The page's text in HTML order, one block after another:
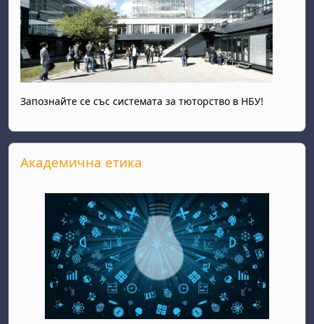
Запознайте се със системата за тюторство в НБУ!
Прескочи Академична етика
Академична етика